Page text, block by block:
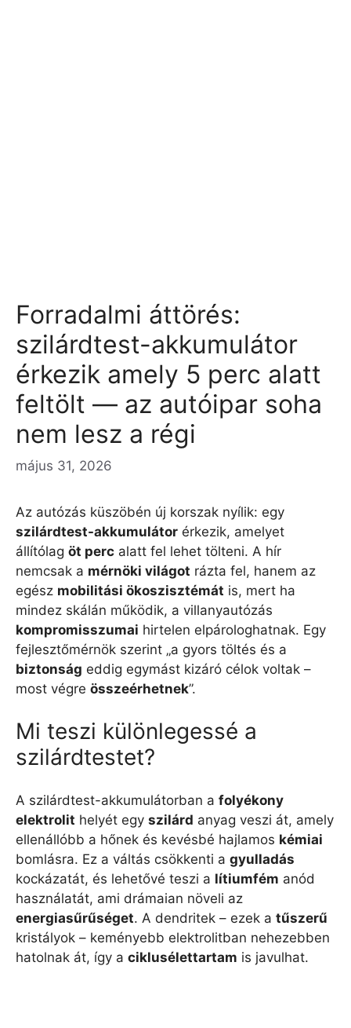
Forradalmi áttörés:
szilárdtest-akkumulátor
érkezik amely 5 perc alatt
feltölt — az autóipar soha
nem lesz a régi
május 31, 2026
Az autózás küszöbén új korszak nyílik: egy
szilárdtest-akkumulátor érkezik, amelyet
állítólag öt perc alatt fel lehet tölteni. A hír
nemcsak a mérnöki világot rázta fel, hanem az
egész mobilitási ökoszisztémát is, mert ha
mindez skálán működik, a villanyautózás
kompromisszumai hirtelen elpárologhatnak. Egy
fejlesztőmérnök szerint „a gyors töltés és a
biztonság eddig egymást kizáró célok voltak –
most végre összeérhetnek”.
Mi teszi különlegessé a
szilárdtestet?
A szilárdtest-akkumulátorban a folyékony
elektrolit helyét egy szilárd anyag veszi át, amely
ellenállóbb a hőnek és kevésbé hajlamos kémiai
bomlásra. Ez a váltás csökkenti a gyulladás
kockázatát, és lehetővé teszi a lítiumfém anód
használatát, ami drámaian növeli az
energiasűrűséget. A dendritek – ezek a tűszerű
kristályok – keményebb elektrolitban nehezebben
hatolnak át, így a ciklusélettartam is javulhat.